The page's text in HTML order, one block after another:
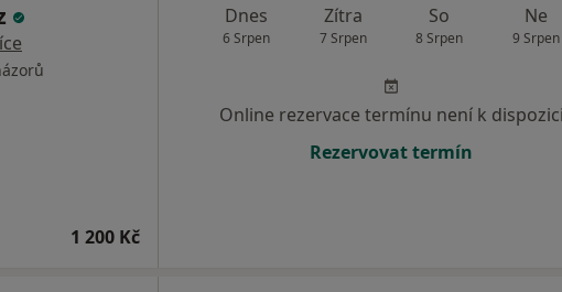
1 200 Kč
Dnes
6 Srpen
Zítra
7 Srpen
So
8 Srpen
Ne
9 Srpen
Online rezervace termínu není k dispozici
Rezervovat termín